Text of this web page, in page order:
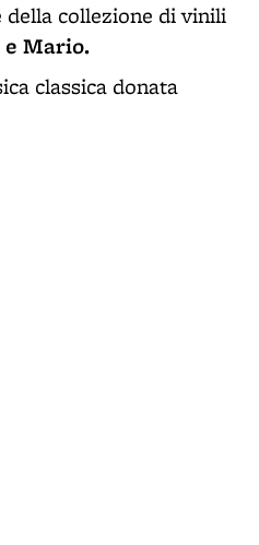
della collezione di vinili
e Mario.
classica donata